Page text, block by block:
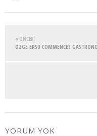
« ÖNCEKI
ÖZGE ERSU COMMENCES
YORUM YOK